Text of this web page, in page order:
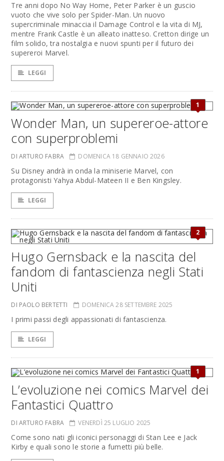
Tre anni dopo No Way Home, Peter Parker è un guscio
vuoto che vive solo per Spider-Man. Un nuovo
supercriminale minaccia il Damage Control e la vita di MJ,
mentre Frank Castle è un alleato inatteso. Cretton dirige un
film solido, tra nostalgia e nuovi spunti per il futuro dei
supereroi Marvel.
LEGGI
1
Wonder Man, un supereroe-attore
con superproblemi
DI ARTURO FABRA DOMENICA 18 GENNAIO 2026
Su Disney andrà in onda la miniserie Marvel, con
protagonisti Yahya Abdul-Mateen II e Ben Kingsley.
LEGGI
2
Hugo Gernsback e la nascita del
fandom di fantascienza negli Stati
Uniti
DI PAOLO BERTETTI DOMENICA 28 SETTEMBRE 2025
I primi passi degli appassionati di fantascienza.
LEGGI
1
L’evoluzione nei comics Marvel dei
Fantastici Quattro
DI ARTURO FABRA VENERDÌ 25 LUGLIO 2025
Come sono nati gli iconici personaggi di Stan Lee e Jack
Kirby e quali sono le storie a fumetti più belle.